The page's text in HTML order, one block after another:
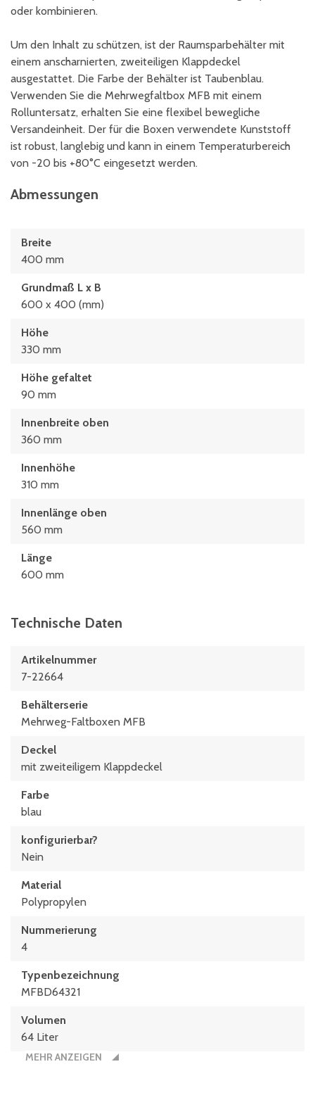
oder kombinieren.
Um den Inhalt zu schützen, ist der Raumsparbehälter mit
einem anscharnierten, zweiteiligen Klappdeckel
ausgestattet. Die Farbe der Behälter ist Taubenblau.
Verwenden Sie die Mehrwegfaltbox MFB mit einem
Rolluntersatz, erhalten Sie eine flexibel bewegliche
Versandeinheit. Der für die Boxen verwendete Kunststoff
ist robust, langlebig und kann in einem Temperaturbereich
von -20 bis +80°C eingesetzt werden.
Abmessungen
Breite
400 mm
Grundmaß L x B
600 x 400 (mm)
Höhe
330 mm
Höhe gefaltet
90 mm
Innenbreite oben
360 mm
Innenhöhe
310 mm
Innenlänge oben
560 mm
Länge
600 mm
Technische Daten
Artikelnummer
7-22664
Behälterserie
Mehrweg-Faltboxen MFB
Deckel
mit zweiteiligem Klappdeckel
Farbe
blau
konfigurierbar?
Nein
Material
Polypropylen
Nummerierung
4
Typen­be­zeich­nung
MFBD64321
Volumen
64 Liter
MEHR ANZEIGEN